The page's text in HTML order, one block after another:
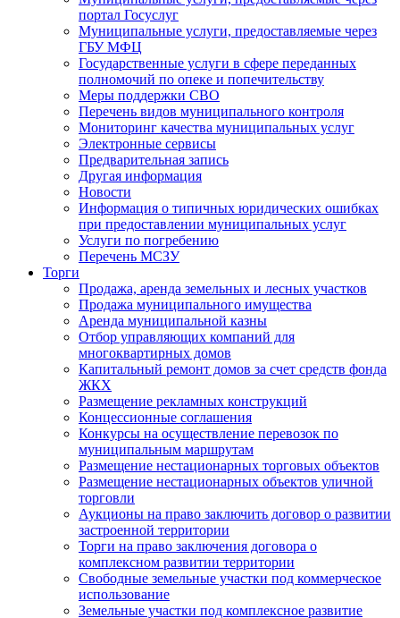
портал Госуслуг
Муниципальные услуги, предоставляемые через
ГБУ МФЦ
Государственные услуги в сфере переданных
полномочий по опеке и попечительству
Меры поддержки СВО
Перечень видов муниципального контроля
Мониторинг качества муниципальных услуг
Электронные сервисы
Предварительная запись
Другая информация
Новости
Информация о типичных юридических ошибках
при предоставлении муниципальных услуг
Услуги по погребению
Перечень МСЗУ
Торги
Продажа, аренда земельных и лесных участков
Продажа муниципального имущества
Аренда муниципальной казны
Отбор управляющих компаний для
многоквартирных домов
Капитальный ремонт домов за счет средств фонда
ЖКХ
Размещение рекламных конструкций
Концессионные соглашения
Конкурсы на осуществление перевозок по
муниципальным маршрутам
Размещение нестационарных торговых объектов
Размещение нестационарных объектов уличной
торговли
Аукционы на право заключить договор о развитии
застроенной территории
Торги на право заключения договора о
комплексном развитии территории
Свободные земельные участки под коммерческое
использование
Земельные участки под комплексное развитие